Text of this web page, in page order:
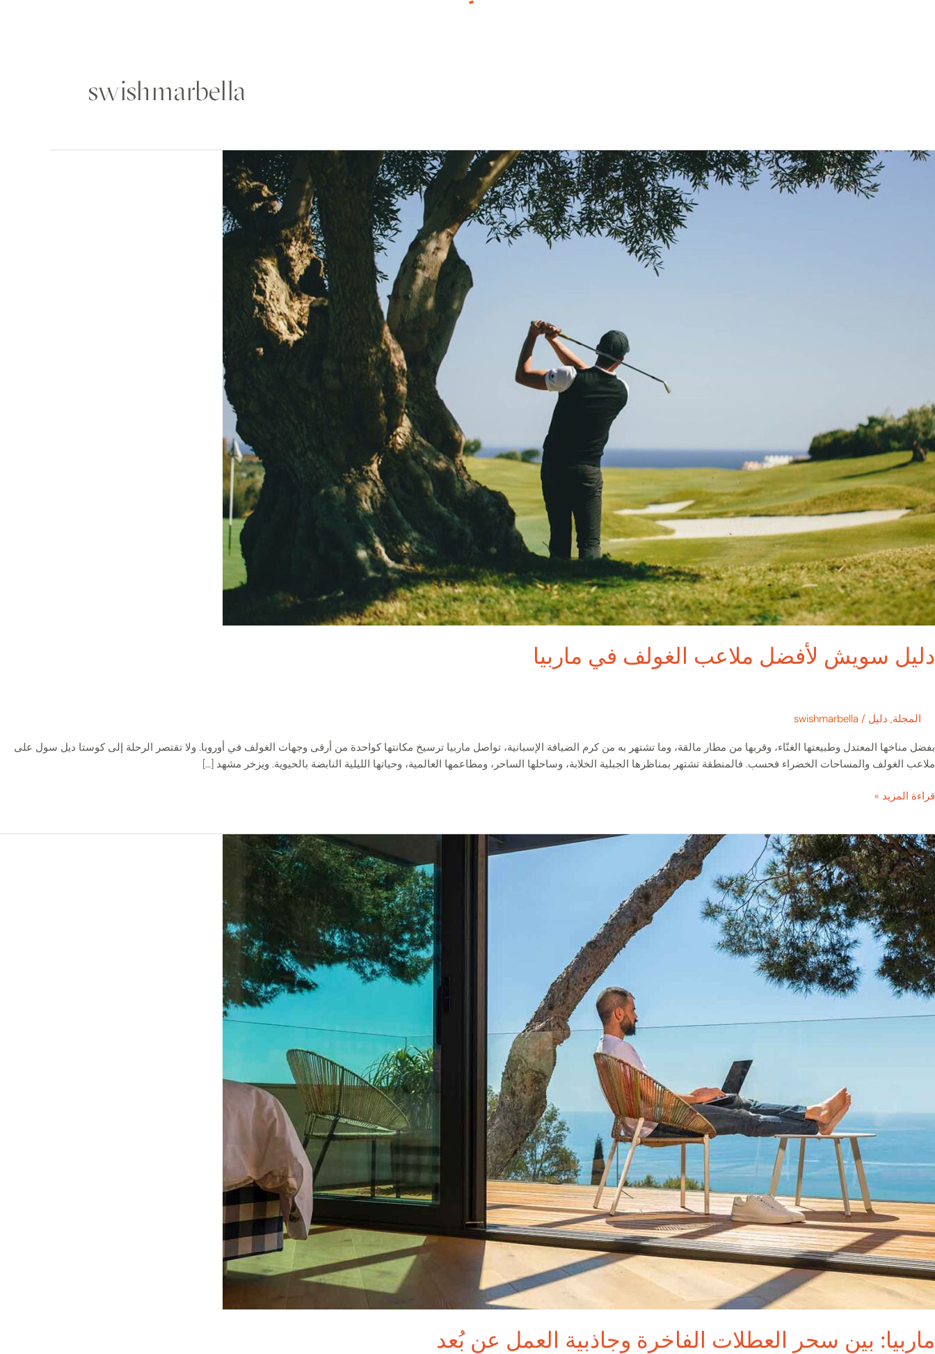
swishmarbella
دليل سويش لأفضل ملاعب الغولف في ماربيا
المجلة, دليل /
swishmarbella
بفضل مناخها المعتدل وطبيعتها الغنّاء، وقربها من مطار مالقة، وما تشتهر به من كرم الضيافة الإسبانية، تواصل ماربيا ترسيخ مكانتها كواحدة من أرقى وجهات الغولف في أوروبا. ولا تقتصر الرحلة إلى كوستا ديل سول على
ملاعب الغولف والمساحات الخضراء فحسب. فالمنطقة تشتهر بمناظرها الجبلية الخلابة، وساحلها الساحر، ومطاعمها العالمية، وحياتها الليلية النابضة بالحيوية. ويزخر مشهد […]
دليل
قراءة المزيد »
ماربيا: بين سحر العطلات الفاخرة وجاذبية العمل عن بُعد
ماربيا:
بين
سحر
العطلات
الفاخرة
وجاذبية
العمل
عن
بُعد